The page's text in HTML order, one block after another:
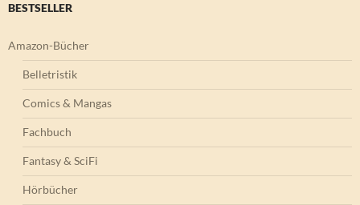
BESTSELLER
Amazon-Bücher
Belletristik
Comics & Mangas
Fachbuch
Fantasy & SciFi
Hörbücher